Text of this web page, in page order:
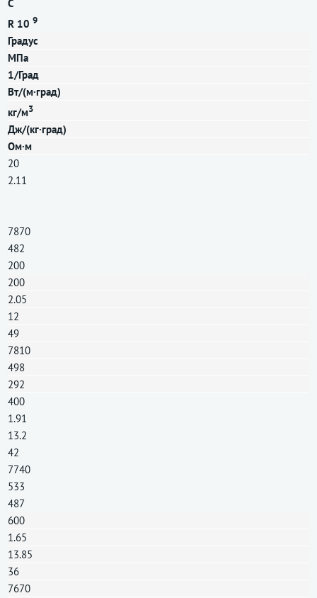
C
R 10 9
Градус
МПа
1/Град
Вт/(м·град)
кг/м3
Дж/(кг·град)
Ом·м
20
2.11
7870
482
200
200
2.05
12
49
7810
498
292
400
1.91
13.2
42
7740
533
487
600
1.65
13.85
36
7670